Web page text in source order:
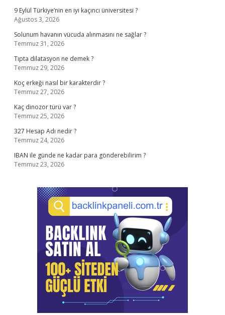
9 Eylül Türkiye’nin en iyi kaçıncı üniversitesi ?
Ağustos 3, 2026
Solunum havanın vücuda alınmasını ne sağlar ?
Temmuz 31, 2026
Tıpta dilatasyon ne demek ?
Temmuz 29, 2026
Koç erkeği nasıl bir karakterdir ?
Temmuz 27, 2026
Kaç dinozor türü var ?
Temmuz 25, 2026
327 Hesap Adı nedir ?
Temmuz 24, 2026
IBAN ile günde ne kadar para gönderebilirim ?
Temmuz 23, 2026